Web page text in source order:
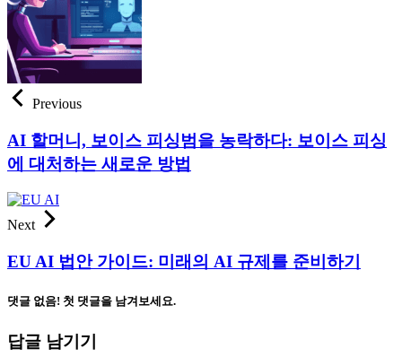
Previous
AI 할머니, 보이스 피싱범을 농락하다: 보이스 피싱
에 대처하는 새로운 방법
Next
EU AI 법안 가이드: 미래의 AI 규제를 준비하기
댓글 없음! 첫 댓글을 남겨보세요.
답글 남기기